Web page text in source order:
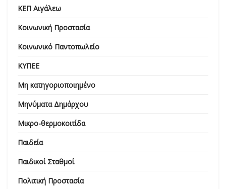
ΚΕΠ Αιγάλεω
Κοινωνική Προστασία
Κοινωνικό Παντοπωλείο
ΚΥΠΕΕ
Μη κατηγοριοποιημένο
Μηνύματα Δημάρχου
Μικρο-θερμοκοιτίδα
Παιδεία
Παιδικοί Σταθμοί
Πολιτική Προστασία